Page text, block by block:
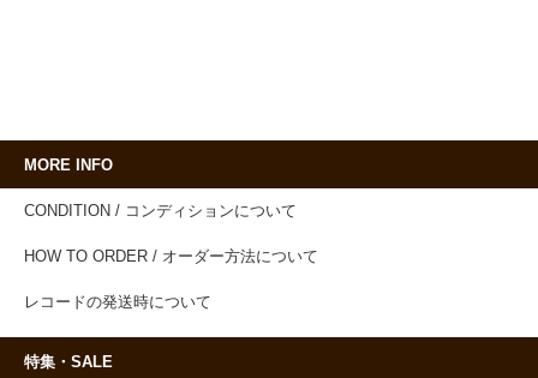
MORE INFO
CONDITION / コンディションについて
HOW TO ORDER / オーダー方法について
レコードの発送時について
特集・SALE